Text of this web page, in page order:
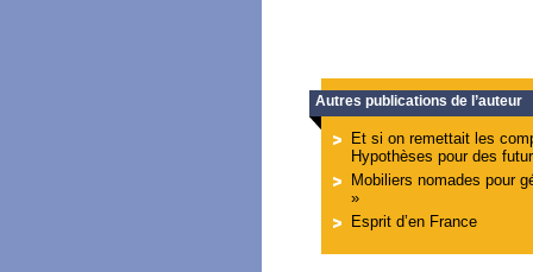
Autres publications de l’auteur
Et si on remettait les
Hypothèses pour des
Mobiliers nomades pour
»
Esprit d’en France